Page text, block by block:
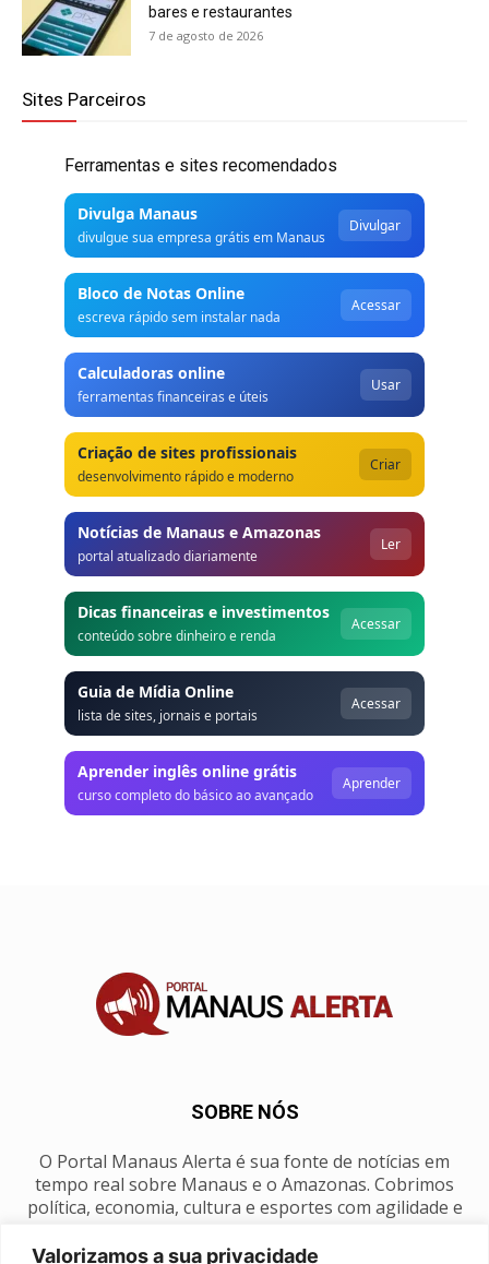
Valorizamos a sua privacidade
bares e restaurantes
7 de agosto de 2026
Sites Parceiros
Ferramentas e sites recomendados
Divulga Manaus
divulgue sua empresa grátis em Manaus
Divulgar
Bloco de Notas Online
escreva rápido sem instalar nada
Acessar
Calculadoras online
ferramentas financeiras e úteis
Usar
Criação de sites profissionais
desenvolvimento rápido e moderno
Criar
Notícias de Manaus e Amazonas
portal atualizado diariamente
Ler
Dicas financeiras e investimentos
conteúdo sobre dinheiro e renda
Acessar
Guia de Mídia Online
lista de sites, jornais e portais
Acessar
Aprender inglês online grátis
curso completo do básico ao avançado
Aprender
SOBRE NÓS
O Portal Manaus Alerta é sua fonte de notícias em
tempo real sobre Manaus e o Amazonas. Cobrimos
política, economia, cultura e esportes com agilidade e